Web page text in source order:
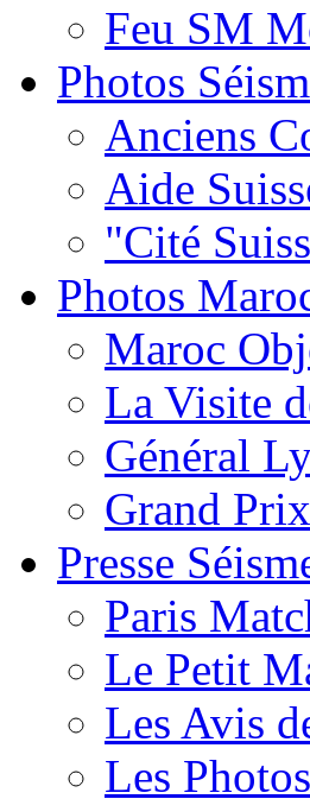
Feu SM
Photos
Anciens
Aide
"Cité
Photos
Maroc
La Visite
Général
Grand
Presse
Paris
Le Petit
Les Avis
Les